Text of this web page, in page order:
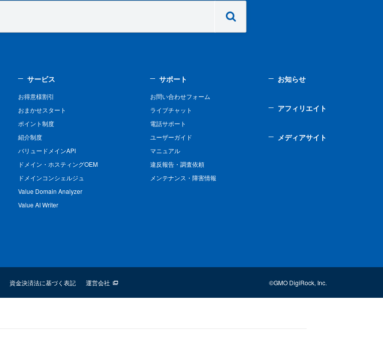
サービス
お得意様割引
おまかせスタート
ポイント制度
紹介制度
バリュードメインAPI
ドメイン・ホスティングOEM
ドメインコンシェルジュ
Value Domain Analyzer
Value AI Writer
サポート
お問い合わせフォーム
ライブチャット
電話サポート
ユーザーガイド
マニュアル
違反報告・調査依頼
メンテナンス・障害情報
お知らせ
アフィリエイト
メディアサイト
資金決済法に基づく表記 運営会社 ©GMO DigiRock, Inc.